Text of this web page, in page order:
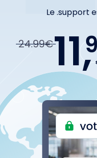
Le .support
24.99€11,